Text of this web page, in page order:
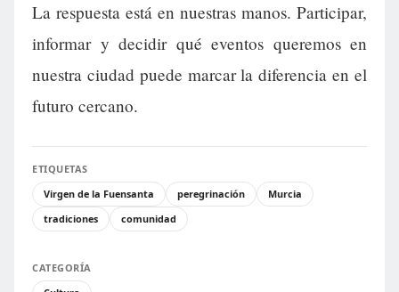
La respuesta está en nuestras manos. Participar,
informar y decidir qué eventos queremos en
nuestra ciudad puede marcar la diferencia en el
futuro cercano.
ETIQUETAS
Virgen de la Fuensanta
peregrinación
Murcia
tradiciones
comunidad
CATEGORÍA